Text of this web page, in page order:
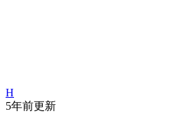
H
5年前更新